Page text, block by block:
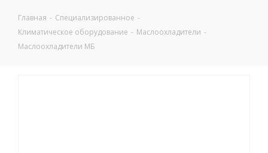
Главная - Специализированное -
Климатическое оборудование - Маслоохладители -
Маслоохладители МБ